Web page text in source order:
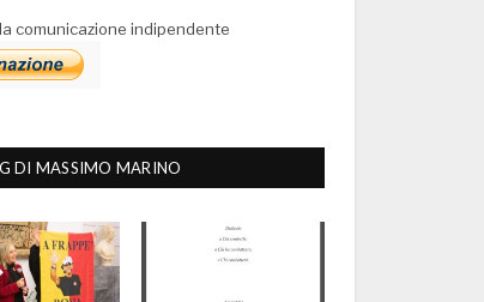
comunicazione indipendente
DI MASSIMO MARINO